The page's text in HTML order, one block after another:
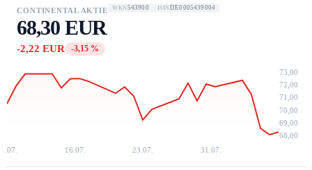
CONTINENTAL AKTIE WKN 543900 ISIN DE0005439004
68,30 EUR
-2,22 EUR -3,15 %
73,00
72,00
71,00
70,00
69,00
68,00
16.07. 23.07. 31.07.